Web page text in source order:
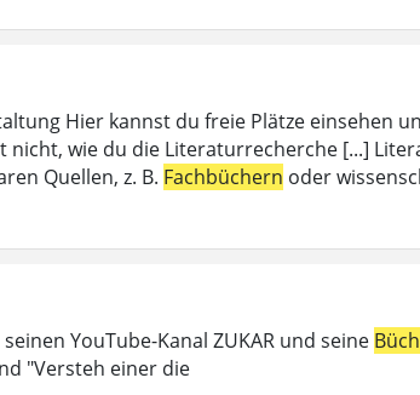
Hier kannst du freie Plätze einsehen
wie du die Literaturrecherche [...]
Quellen, z. B. Fachbüchern oder
YouTube-Kanal ZUKAR und seine
"Versteh einer die